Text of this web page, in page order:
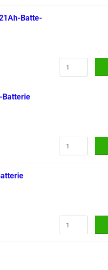
21Ah-​Bat­te­
​Bat­te­rie